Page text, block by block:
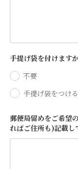
手提げ袋を付けます
不要
手提げ袋をつける
郵便局留めをご希望
ればご住所も)記載し